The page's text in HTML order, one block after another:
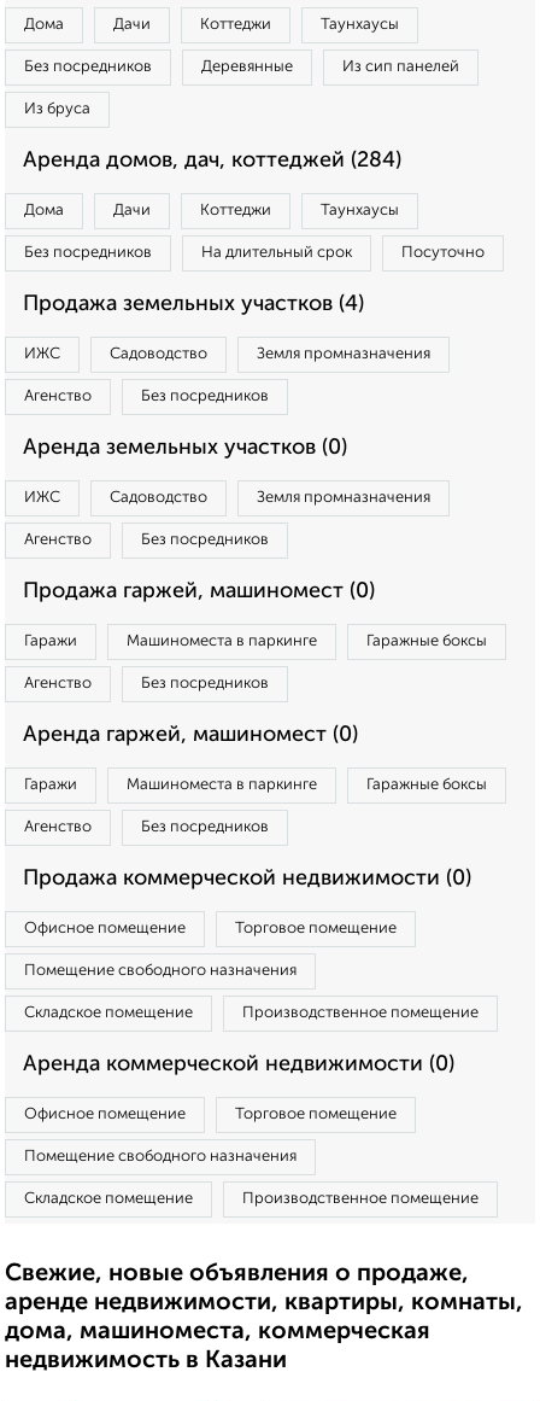
Дома Дачи Коттеджи Таунхаусы
Без посредников Деревянные Из сип панелей
Из бруса
Аренда домов, дач, коттеджей (284)
Дома Дачи Коттеджи Таунхаусы
Без посредников На длительный срок Посуточно
Продажа земельных участков (4)
ИЖС Садоводство Земля промназначения
Агенство Без посредников
Аренда земельных участков (0)
ИЖС Садоводство Земля промназначения
Агенство Без посредников
Продажа гаржей, машиномест (0)
Гаражи Машиноместа в паркинге Гаражные боксы
Агенство Без посредников
Аренда гаржей, машиномест (0)
Гаражи Машиноместа в паркинге Гаражные боксы
Агенство Без посредников
Продажа коммерческой недвижимости (0)
Офисное помещение Торговое помещение
Помещение свободного назначения
Складское помещение Производственное помещение
Аренда коммерческой недвижимости (0)
Офисное помещение Торговое помещение
Помещение свободного назначения
Складское помещение Производственное помещение
Свежие, новые объявления о продаже,
аренде недвижимости, квартиры, комнаты,
дома, машиноместа, коммерческая
недвижимость в Казани